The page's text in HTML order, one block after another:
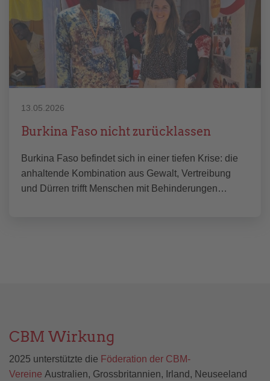
13.05.2026
Burkina Faso nicht zurücklassen
Burkina Faso befindet sich in einer tiefen Krise: die
anhaltende Kombination aus Gewalt, Vertreibung
und Dürren trifft Menschen mit Behinderungen…
CBM Wirkung
2025 unterstützte die Föderation der CBM-
Vereine Australien, Grossbritannien, Irland, Neuseeland